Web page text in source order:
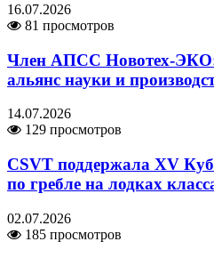
16.07.2026
81 просмотров
Член АПСС Новотех-ЭКО:
альянс науки и
14.07.2026
129 просмотров
CSVT поддержала XV
по гребле на лодках
02.07.2026
185 просмотров